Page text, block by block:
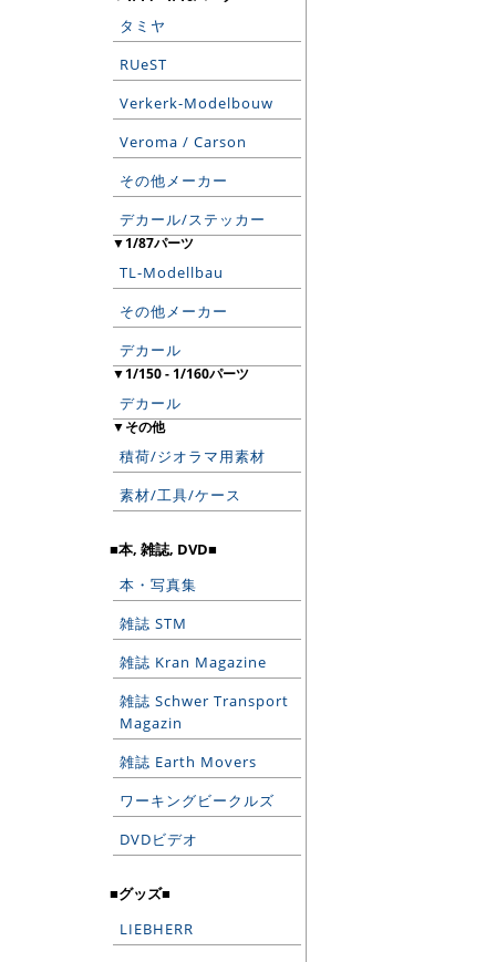
タミヤ
RUeST
Verkerk-Modelbouw
Veroma / Carson
その他メーカー
デカール/ステッカー
▼1/87パーツ
TL-Modellbau
その他メーカー
デカール
▼1/150 - 1/160パーツ
デカール
▼その他
積荷/ジオラマ用素材
素材/工具/ケース
■本, 雑誌, DVD■
本・写真集
雑誌 STM
雑誌 Kran Magazine
雑誌 Schwer Transport
Magazin
雑誌 Earth Movers
ワーキングビークルズ
DVDビデオ
■グッズ■
LIEBHERR